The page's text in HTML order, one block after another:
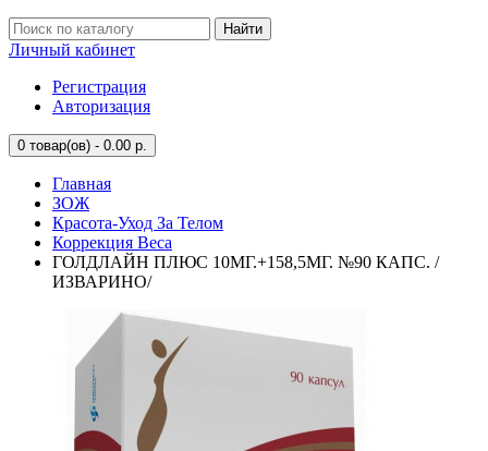
Найти
Личный кабинет
Регистрация
Авторизация
0 товар(ов) - 0.00 р.
Главная
ЗОЖ
Красота-Уход За Телом
Коррекция Веса
ГОЛДЛАЙН ПЛЮС 10МГ.+158,5МГ. №90 КАПС. /
ИЗВАРИНО/